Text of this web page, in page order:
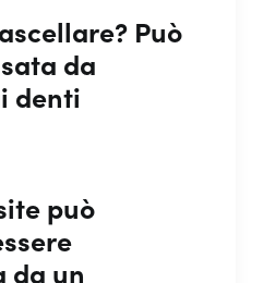
Può
da
denti
può
da un